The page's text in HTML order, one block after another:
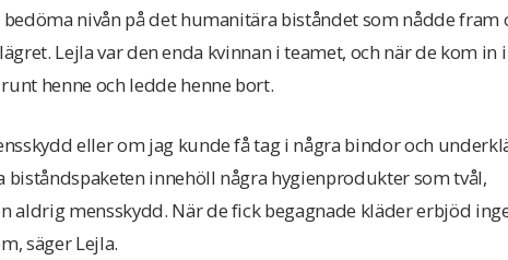
nivån på det humanitära biståndet som nådde fram
Lejla var den enda kvinnan i teamet, och när de kom in i
henne och ledde henne bort.
eller om jag kunde få tag i några bindor och
innehöll några hygienprodukter som tvål,
aldrig mensskydd. När de fick begagnade kläder erbjöd
säger Lejla.